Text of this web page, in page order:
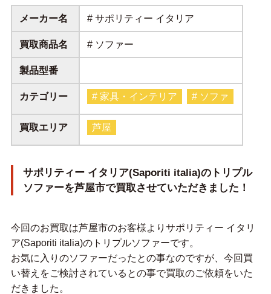
メーカー名 # サポリティー イタリア
買取商品名 # ソファー
製品型番
カテゴリー # 家具・インテリア # ソファ
買取エリア 芦屋
サポリティー イタリア(Saporiti italia)のトリプル
ソファーを芦屋市で買取させていただきました！
今回のお買取は芦屋市のお客様よりサポリティー イタリ
ア(Saporiti italia)のトリプルソファーです。
お気に入りのソファーだったとの事なのですが、今回買
い替えをご検討されているとの事で買取のご依頼をいた
だきました。